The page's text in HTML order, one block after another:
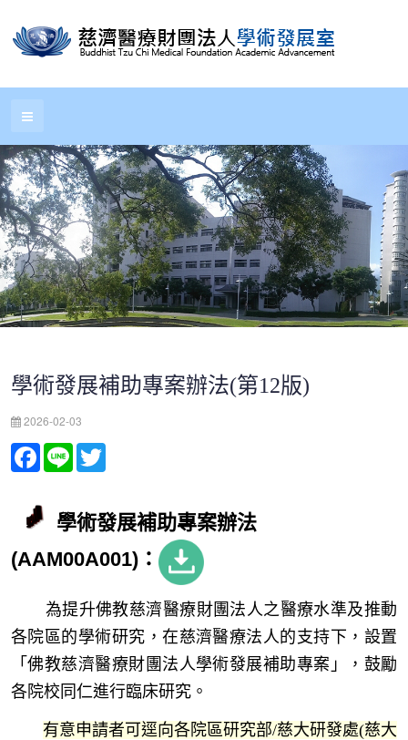
學術發展補助專案辦法(第12版)
2026-02-03
Facebook
Line
學術發展補助專案辦法
(AAM00A001)：
為提升佛教慈濟醫療財團法人之醫療水準及推動
各院區的學術研究，在慈濟醫療法人的支持下，設置
「佛教慈濟醫療財團法人學術發展補助專案」，鼓勵
各院校同仁進行臨床研究。
有意申請者可逕向各院區研究部/慈大研發處(慈大